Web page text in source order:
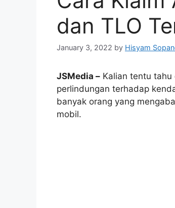
dan TLO
January 3, 2022 by Hisyam
JSMedia – Kalian tentu
perlindungan terhadap
banyak orang yang
mobil.